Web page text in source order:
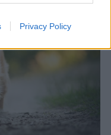
Privacy Policy